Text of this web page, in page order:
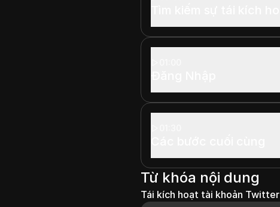
Từ khóa nội dung
Tái kích hoạt tài khoản Twitter